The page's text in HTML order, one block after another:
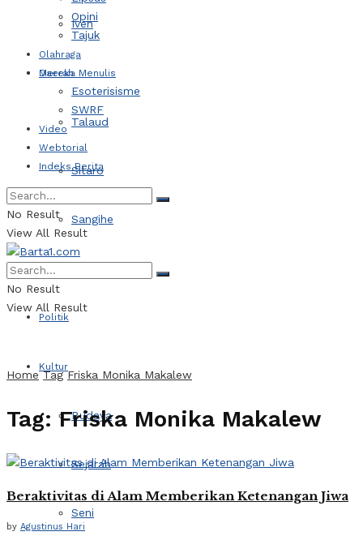
Iven
Daerah
Talaud
Sitaro
Sangihe
Politik
Kultur
Budaya
Sejarah
Seni
Opini
Tajuk
Olahraga
Mereka Menulis
Esoterisisme
SWRF
Video
Webtorial
Indeks Berita
No Result
View All Result
No Result
View All Result
Home Tag Friska Monika Makalew
Tag:Friska Monika Makalew
Beraktivitas di Alam Memberikan Ketenangan Jiwa
by Agustinus Hari